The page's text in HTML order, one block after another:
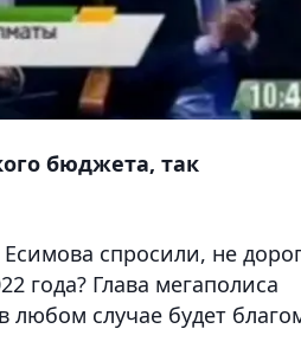
бюджета, так
спросили, не
года? Глава мегаполиса
любом случае будет